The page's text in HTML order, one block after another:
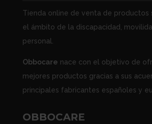
Tienda online de venta de productos
el ámbito de la discapacidad,
personal.
Obbocare nace con el objetivo de
mejores productos gracias a sus
principales fabricantes españoles y
OBBOCARE